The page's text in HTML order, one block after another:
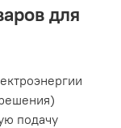
для
подачу